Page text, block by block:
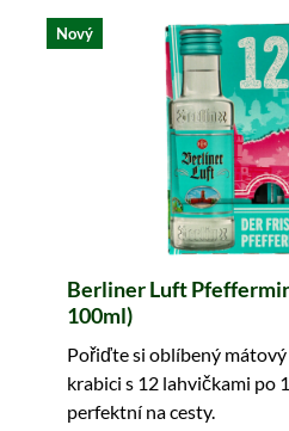
Nový
Berliner Luft
100ml)
Pořiďte si oblíbený
krabici s 12 lahvičkami po
perfektní na cesty.